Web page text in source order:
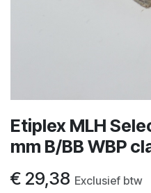
Etiplex MLH
mm B/BB WBP
€ 29,38 Exclusief btw